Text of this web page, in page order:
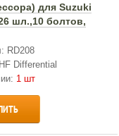
для Suzuki
шл.,10 болтов,
RD208
Differential
1 шт